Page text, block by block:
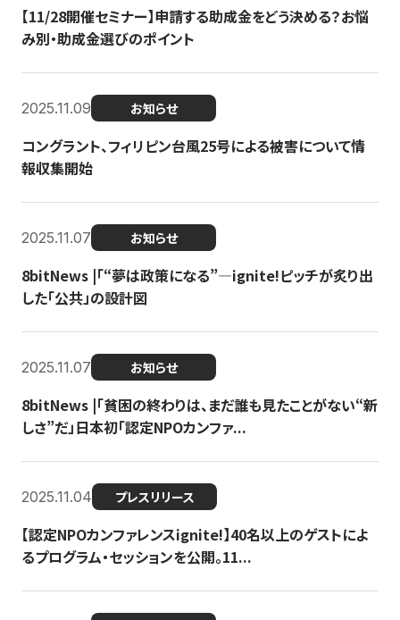
【11/28開催セミナー】申請する助成金をどう決める？お悩
み別・助成金選びのポイント
2025.11.09 お知らせ
コングラント、フィリピン台風25号による被害について情
報収集開始
2025.11.07 お知らせ
8bitNews |「“夢は政策になる”—ignite!ピッチが炙り出
した「公共」の設計図
2025.11.07 お知らせ
8bitNews |「貧困の終わりは、まだ誰も見たことがない“新
しさ”だ」日本初「認定NPOカンファ...
2025.11.04 プレスリリース
【認定NPOカンファレンスignite!】40名以上のゲストによ
るプログラム・セッションを公開。11...